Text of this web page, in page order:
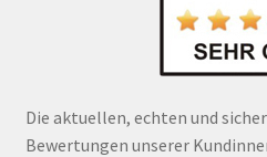
Die aktuellen, echten und
Bewertungen unserer